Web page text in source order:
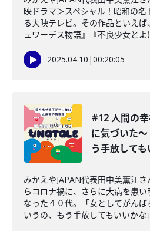
映ドラマ＞スペシャル！昭和の
る大映テレビ。その作品といえ
ュワーデス物語』『不良少女とよ
2025.04.10 |00:20:05
#12 人間の
に気づいた
う手放して
みかえやJAPAN代表田中美薫江
らコロナ禍に、さらに大病を患
なった４０代。「女としてがん
いうの、もう手放してもいいかな